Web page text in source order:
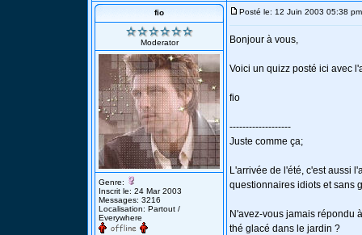
fio
Moderator
Genre:
Inscrit le: 24 Mar 2003
Messages: 3216
Localisation: Partout /
Everywhere
Posté le: 12 Juin 2003 05:38 pm
Bonjour à vous,
Voici un quizz posté ici avec
fio
-------------------
Juste comme ça;
L'arrivée de l'été, c'est aussi
questionnaires idiots et sans
N'avez-vous jamais répondu
thé glacé dans le jardin ?